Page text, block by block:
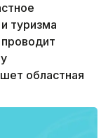
туризма
областная